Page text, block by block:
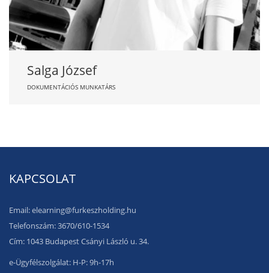
Salga József
DOKUMENTÁCIÓS MUNKATÁRS
KAPCSOLAT
Email: elearning@furkeszholding.hu
Telefonszám: 3670/610-1534
Cím: 1043 Budapest Csányi László u. 34.
e-Ügyfélszolgálat: H-P: 9h-17h